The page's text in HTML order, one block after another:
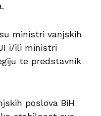
ministri vanjskih
i/ili ministri
te predstavnik
poslova BiH